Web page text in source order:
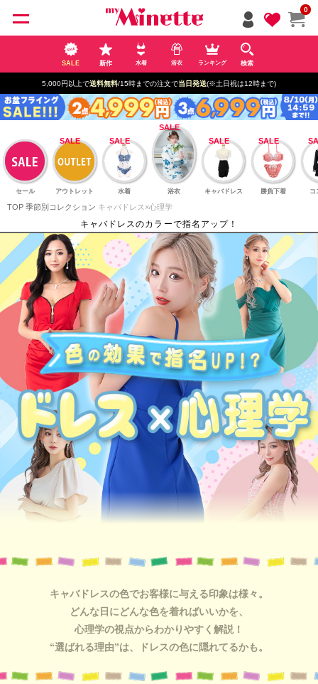
0
SALE 新作 水着 浴衣 ランキング 検索
5,000円以上で送料無料/15時までの注文で当日発送(※土日祝は12時まで)
セール アウトレット 水着 浴衣 キャバドレス 勝負下着 コ
TOP 季節別コレクション キャバドレス×心理学
キャバドレスのカラーで指名アップ！
キャバドレスの色でお客様に与える印象は様々。
どんな日にどんな色を着ればいいかを、
心理学の視点からわかりやすく解説！
“選ばれる理由”は、ドレスの色に隠れてるかも。
ペー
ジト
ップ